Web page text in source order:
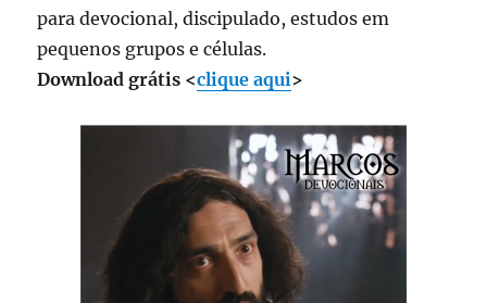
para devocional, discipulado, estudos em
pequenos grupos e células.
Download grátis <clique aqui>